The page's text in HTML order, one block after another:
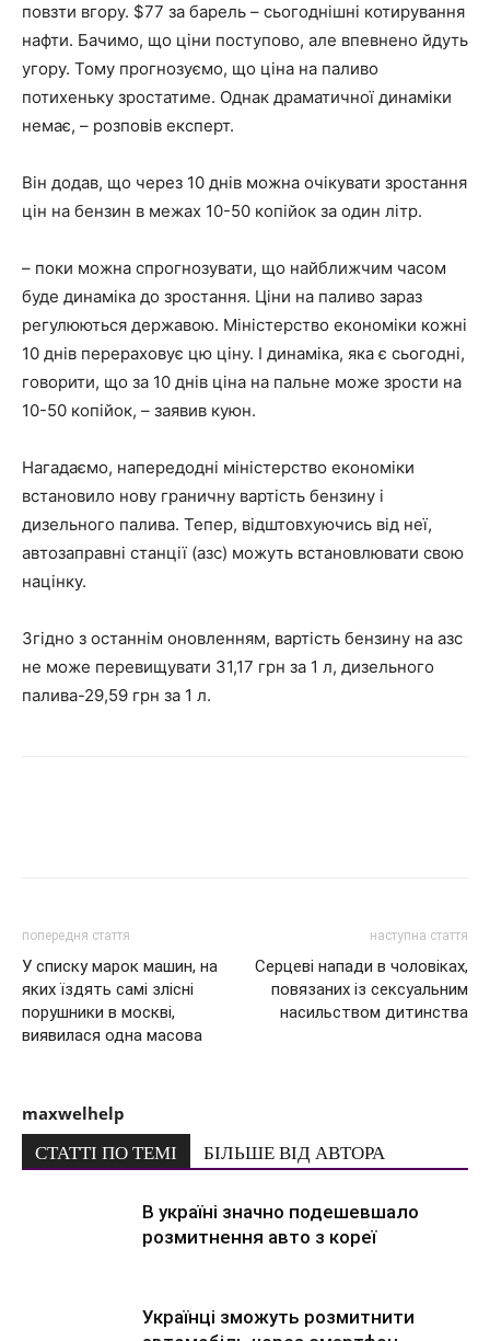
повзти вгору. $77 за барель – сьогоднішні котирування
нафти. Бачимо, що ціни поступово, але впевнено йдуть
угору. Тому прогнозуємо, що ціна на паливо
потихеньку зростатиме. Однак драматичної динаміки
немає, – розповів експерт.
Він додав, що через 10 днів можна очікувати зростання
цін на бензин в межах 10-50 копійок за один літр.
– поки можна спрогнозувати, що найближчим часом
буде динаміка до зростання. Ціни на паливо зараз
регулюються державою. Міністерство економіки кожні
10 днів перераховує цю ціну. І динаміка, яка є сьогодні,
говорити, що за 10 днів ціна на пальне може зрости на
10-50 копійок, – заявив куюн.
Нагадаємо, напередодні міністерство економіки
встановило нову граничну вартість бензину і
дизельного палива. Тепер, відштовхуючись від неї,
автозаправні станції (азс) можуть встановлювати свою
націнку.
Згідно з останнім оновленням, вартість бензину на азс
не може перевищувати 31,17 грн за 1 л, дизельного
палива-29,59 грн за 1 л.
попередня стаття
У списку марок машин, на
яких їздять самі злісні
порушники в москві,
виявилася одна масова
наступна стаття
Серцеві напади в чоловіках,
повязаних із сексуальним
насильством дитинства
maxwelhelp
СТАТТІ ПО ТЕМІ БІЛЬШЕ ВІД АВТОРА
В україні значно подешевшало
розмитнення авто з кореї
Українці зможуть розмитнити